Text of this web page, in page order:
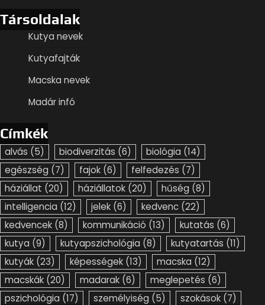
Társoldalak
Kutya nevek
Kutyafajták
Macska nevek
Madár infó
Címkék
alvás (5) biodiverzitás (6) biológia (14)
egészség (7) fajok (6) felfedezés (7)
háziállat (20) háziállatok (20) hűség (8)
intelligencia (12) jelek (6) kedvenc (22)
kedvencek (8) kommunikáció (13) kutatás (6)
kutya (9) kutyapszichológia (8) kutyatartás (11)
kutyák (23) képességek (13) macska (12)
macskák (20) madarak (6) meglepetés (6)
pszichológia (17) személyiség (5) szokások (7)